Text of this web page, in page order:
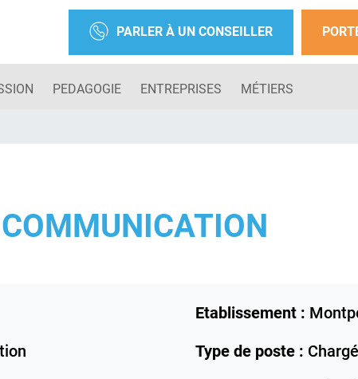
PARLER À UN CONSEILLER
PEDAGOGIE ENTREPRISES MÉTIERS
Etablissement :
Type de poste :